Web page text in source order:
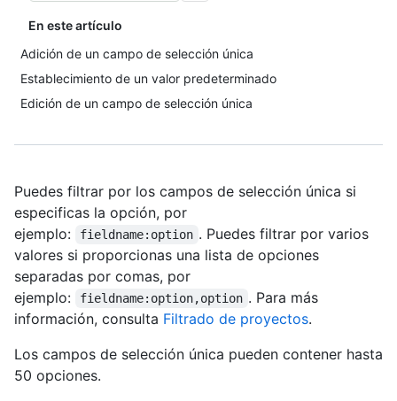
En este artículo
Adición de un campo de selección única
Establecimiento de un valor predeterminado
Edición de un campo de selección única
Puedes filtrar por los campos de selección única si
especificas la opción, por
ejemplo:
fieldname:option . Puedes filtrar por varios
valores si proporcionas una lista de opciones
separadas por comas, por
ejemplo:
fieldname:option,option . Para más
información, consulta Filtrado de proyectos.
Los campos de selección única pueden contener hasta
50 opciones.